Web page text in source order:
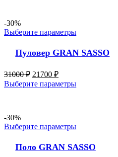
-30%
Выберите параметры
Пуловер GRAN SASSO
31000₽ 21700 ₽
Выберите параметры
-30%
Выберите параметры
Поло GRAN SASSO